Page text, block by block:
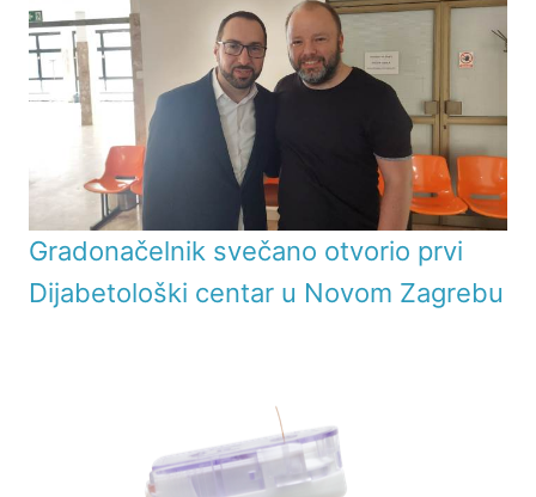
Gradonačelnik svečano otvorio prvi
Dijabetološki centar u Novom Zagrebu